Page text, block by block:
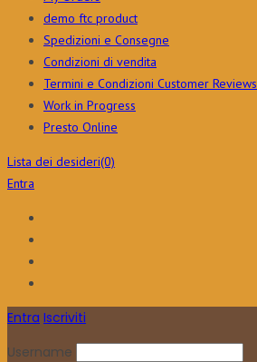
demo ftc product
Spedizioni e Consegne
Condizioni di vendita
Termini e Condizioni Customer Reviews
Work in Progress
Presto Online
Lista dei desideri(0)
Entra
Entra Iscriviti
Username